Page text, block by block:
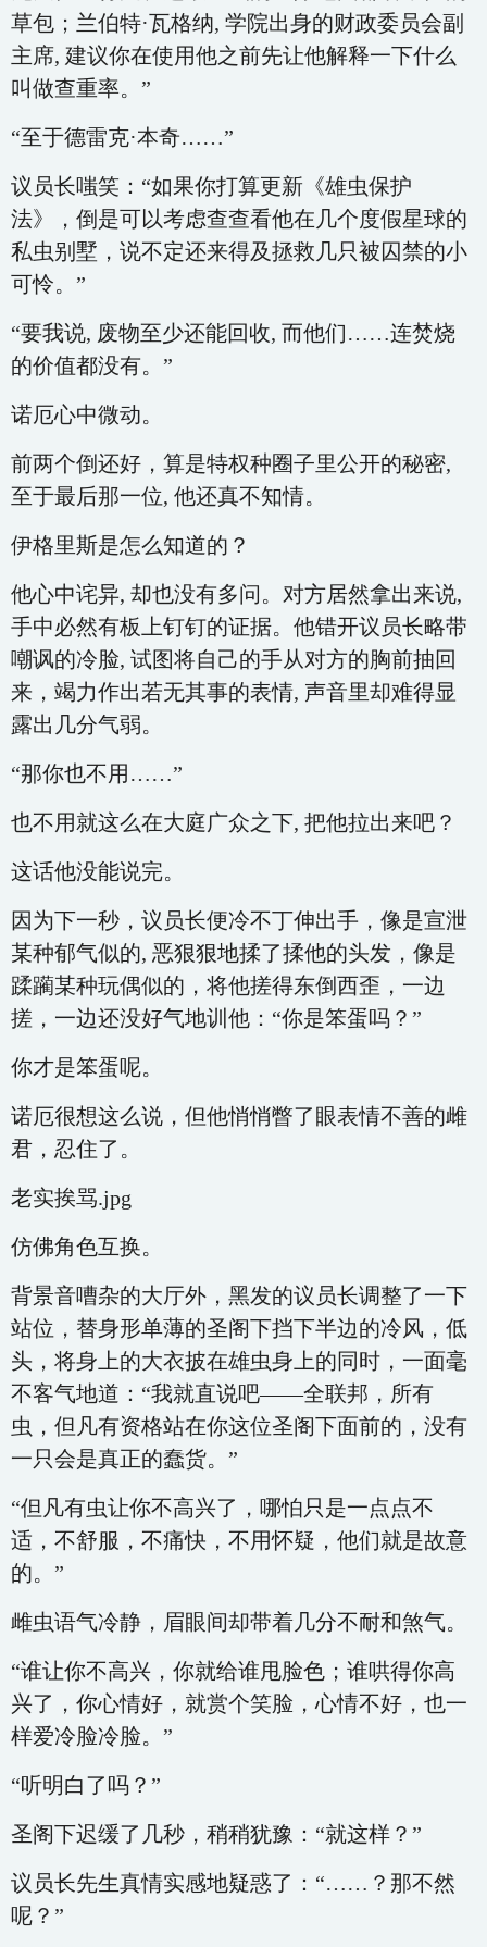
草包；兰伯特·瓦格纳, 学院出身的财政委员会副
主席, 建议你在使用他之前先让他解释一下什么
叫做查重率。”
“至于德雷克·本奇……”
议员长嗤笑：“如果你打算更新《雄虫保护
法》，倒是可以考虑查查看他在几个度假星球的
私虫别墅，说不定还来得及拯救几只被囚禁的小
可怜。”
“要我说, 废物至少还能回收, 而他们……连焚烧
的价值都没有。”
诺厄心中微动。
前两个倒还好，算是特权种圈子里公开的秘密,
至于最后那一位, 他还真不知情。
伊格里斯是怎么知道的？
他心中诧异, 却也没有多问。对方居然拿出来说,
手中必然有板上钉钉的证据。他错开议员长略带
嘲讽的冷脸, 试图将自己的手从对方的胸前抽回
来，竭力作出若无其事的表情, 声音里却难得显
露出几分气弱。
“那你也不用……”
也不用就这么在大庭广众之下, 把他拉出来吧？
这话他没能说完。
因为下一秒，议员长便冷不丁伸出手，像是宣泄
某种郁气似的, 恶狠狠地揉了揉他的头发，像是
蹂躏某种玩偶似的，将他搓得东倒西歪，一边
搓，一边还没好气地训他：“你是笨蛋吗？”
你才是笨蛋呢。
诺厄很想这么说，但他悄悄瞥了眼表情不善的雌
君，忍住了。
老实挨骂.jpg
仿佛角色互换。
背景音嘈杂的大厅外，黑发的议员长调整了一下
站位，替身形单薄的圣阁下挡下半边的冷风，低
头，将身上的大衣披在雄虫身上的同时，一面毫
不客气地道：“我就直说吧——全联邦，所有
虫，但凡有资格站在你这位圣阁下面前的，没有
一只会是真正的蠢货。”
“但凡有虫让你不高兴了，哪怕只是一点点不
适，不舒服，不痛快，不用怀疑，他们就是故意
的。”
雌虫语气冷静，眉眼间却带着几分不耐和煞气。
“谁让你不高兴，你就给谁甩脸色；谁哄得你高
兴了，你心情好，就赏个笑脸，心情不好，也一
样爱冷脸冷脸。”
“听明白了吗？”
圣阁下迟缓了几秒，稍稍犹豫：“就这样？”
议员长先生真情实感地疑惑了：“……？那不然
呢？”